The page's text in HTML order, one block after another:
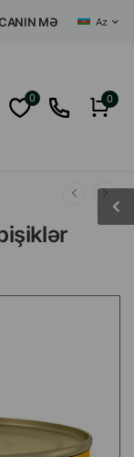
MƏRKƏZI Az
0 0